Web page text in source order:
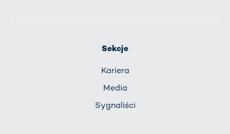
Sekcje
Kariera
Media
Sygnaliści